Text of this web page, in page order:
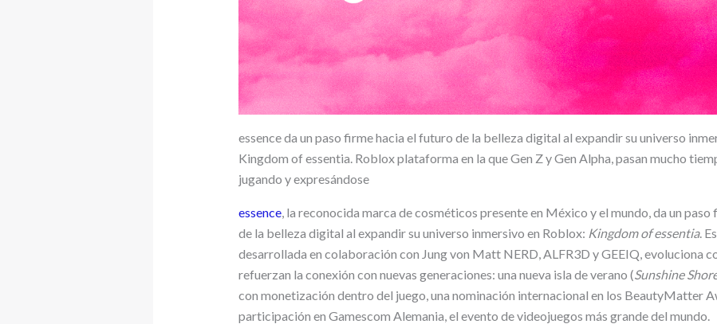
essence da un paso firme hacia el futuro de la belleza digital al expandir su universo
Kingdom of essentia. Roblox plataforma en la que Gen Z y Gen Alpha, pasan mucho
jugando y expresándose
essence, la reconocida marca de cosméticos presente en México y el mundo, da un
de la belleza digital al expandir su universo inmersivo en Roblox: Kingdom of essentia.
desarrollada en colaboración con Jung von Matt NERD, ALFR3D y GEEIQ, evoluciona
refuerzan la conexión con nuevas generaciones: una nueva isla de verano ( Sunshine
con monetización dentro del juego, una nominación internacional en los BeautyMatter
participación en Gamescom Alemania, el evento de videojuegos más grande del mundo.